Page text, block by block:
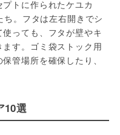
プトに作られたケユカ
ち。フタは左右開きでシ
っても、フタが壁やキ
す。ゴミ袋ストック用
管場所を確保したり、
10選